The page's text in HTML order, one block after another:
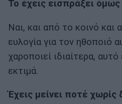
Το έχεις εισπράξει
Ναι, και από το κοινό και
ευλογία για τον ηθοποιό
χαροποιεί ιδιαίτερα,
εκτιμά.
Έχεις μείνει ποτέ χωρίς